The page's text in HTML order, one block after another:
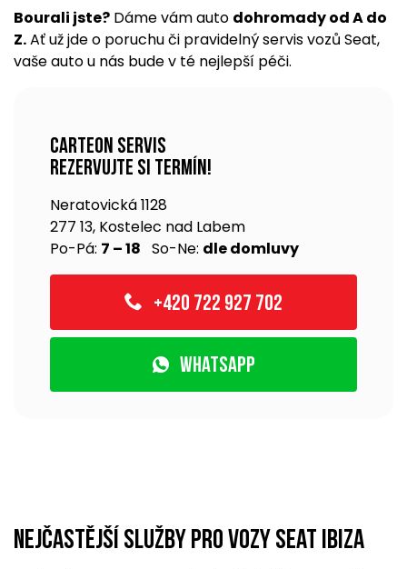
Bourali jste? Dáme vám auto dohromady od A do
Z.Ať už jde o poruchu či pravidelný servis vozů Seat,
vaše auto u nás bude v té nejlepší péči.
Carteon servis
rezervujte si termín!
Neratovická 1128
277 13, Kostelec nad Labem
Po-Pá: 7 – 18 So-Ne: dle domluvy
+420 722 927 702
WhatsApp
Nejčastější služby pro vozy Seat Ibiza